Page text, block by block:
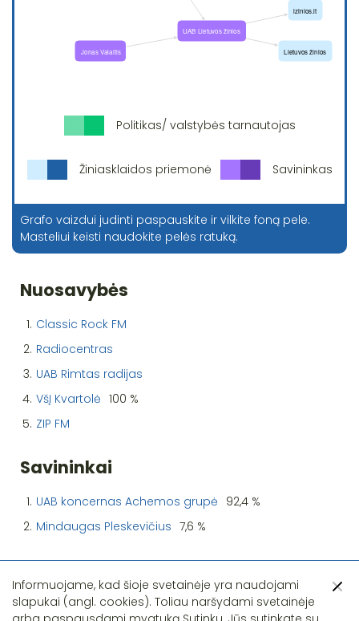
Politikas/ valstybės tarnautojas
Žiniasklaidos priemonė Savininkas
Grafo vaizdui judinti paspauskite ir vilkite foną pele.
Masteliui keisti naudokite pelės ratuką.
Nuosavybės
1. Classic Rock FM
2. Radiocentras
3. UAB Rimtas radijas
4. VšĮ Kvartolė 100 %
5. ZIP FM
Savininkai
1. UAB koncernas Achemos grupė 92,4 %
2. Mindaugas Pleskevičius 7,6 %
Informuojame, kad šioje svetainėje yra naudojami
slapukai (angl. cookies). Toliau naršydami svetainėje